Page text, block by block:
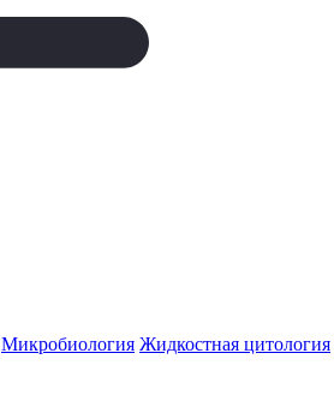
Микробиология Жидкостная цитология